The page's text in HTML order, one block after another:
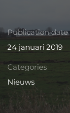
Publication date
24 januari 2019
Categories
Nieuws